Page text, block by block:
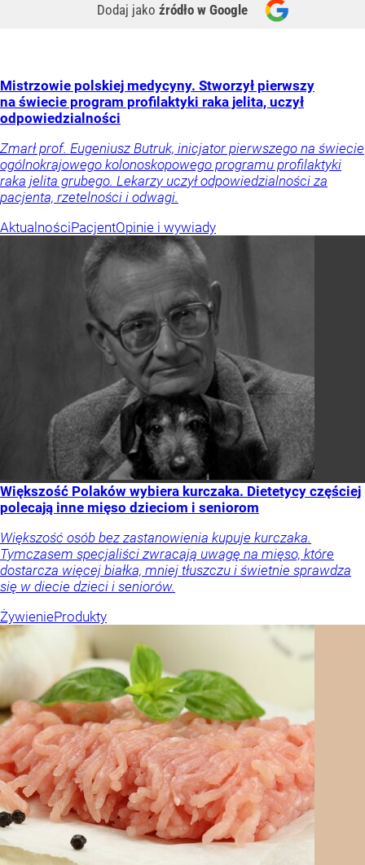
Dodaj jako źródło w Google
Mistrzowie polskiej medycyny. Stworzył pierwszy
na świecie program profilaktyki raka jelita, uczył
odpowiedzialności
Zmarł prof. Eugeniusz Butruk, inicjator pierwszego na świecie
ogólnokrajowego kolonoskopowego programu profilaktyki
raka jelita grubego. Lekarzy uczył odpowiedzialności za
pacjenta, rzetelności i odwagi.
AktualnościPacjentOpinie i wywiady
Większość Polaków wybiera kurczaka. Dietetycy częściej
polecają inne mięso dzieciom i seniorom
Większość osób bez zastanowienia kupuje kurczaka.
Tymczasem specjaliści zwracają uwagę na mięso, które
dostarcza więcej białka, mniej tłuszczu i świetnie sprawdza
się w diecie dzieci i seniorów.
ŻywienieProdukty